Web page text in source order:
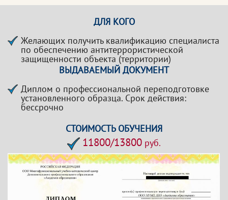
ДЛЯ КОГО
Желающих получить квалификацию специалиста
по обеспечению антитеррористической
защищенности объекта (территории)
ВЫДАВАЕМЫЙ ДОКУМЕНТ
Диплом о профессиональной переподготовке
установленного образца. Срок действия:
бессрочно
СТОИМОСТЬ ОБУЧЕНИЯ
11800/13800 руб.